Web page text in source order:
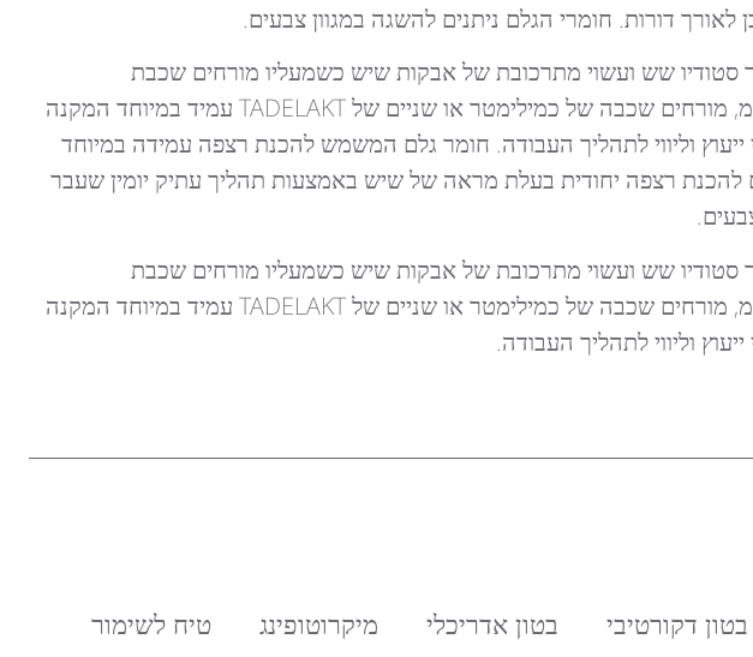
דורות. חומרי הגלם ניתנים להשגה במגוון צבעים.
סטודיו שש ועשוי מתרכובת של אבקות שיש כשמעליו מורחים שכבת
TADELAKT לאחר יציקת חומר המילוי בעובי של כ- 2.5 ס"מ, מורחים שכבה של כמילימטר או שניים של TADELAKT עמיד במיוחד המקנה
וליווי לתהליך העבודה. חומר גלם המשמש להכנת רצפה עמידה במיוחד
רצפה יחודית בעלת מראה של שיש באמצעות תהליך עתיק יומין שעבר
סטודיו שש ועשוי מתרכובת של אבקות שיש כשמעליו מורחים שכבת
TADELAKT לאחר יציקת חומר המילוי בעובי של כ- 2.5 ס"מ, מורחים שכבה של כמילימטר או שניים של TADELAKT עמיד במיוחד המקנה
וליווי לתהליך העבודה.
בטון דקורטיבי בטון אדריכלי מיקרוטופינג טיח לשימור